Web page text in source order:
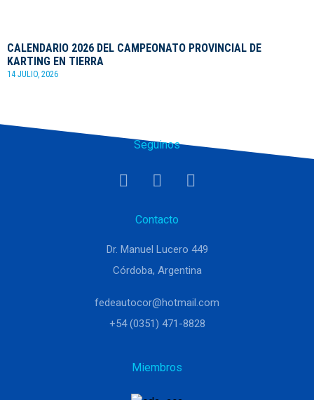
CALENDARIO 2026 DEL CAMPEONATO PROVINCIAL DE
KARTING EN TIERRA
14 JULIO, 2026
Seguinos
Contacto
Dr. Manuel Lucero 449
Córdoba, Argentina
fedeautocor@hotmail.com
+54 (0351) 471-8828
Miembros